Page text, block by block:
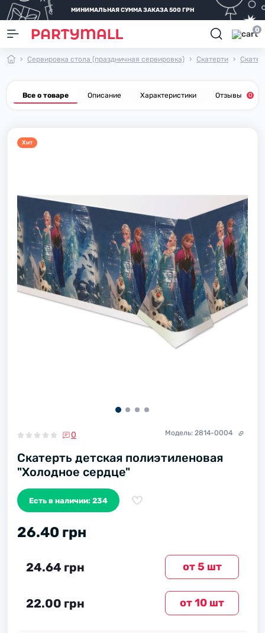
МИНИМАЛЬНАЯ СУММА ЗАКАЗА 500 ГРН
0
Сервировка стола (праздничная сервировка) Скатерти
Все о товаре Описание Характеристики Отзывы 0
Хит
0 Модель: 2814-0004
Скатерть детская полиэтиленовая
"Холодное сердце"
Есть в наличии: 234
26.40 грн
от 5 шт
24.64 грн
от 10 шт
22.00 грн